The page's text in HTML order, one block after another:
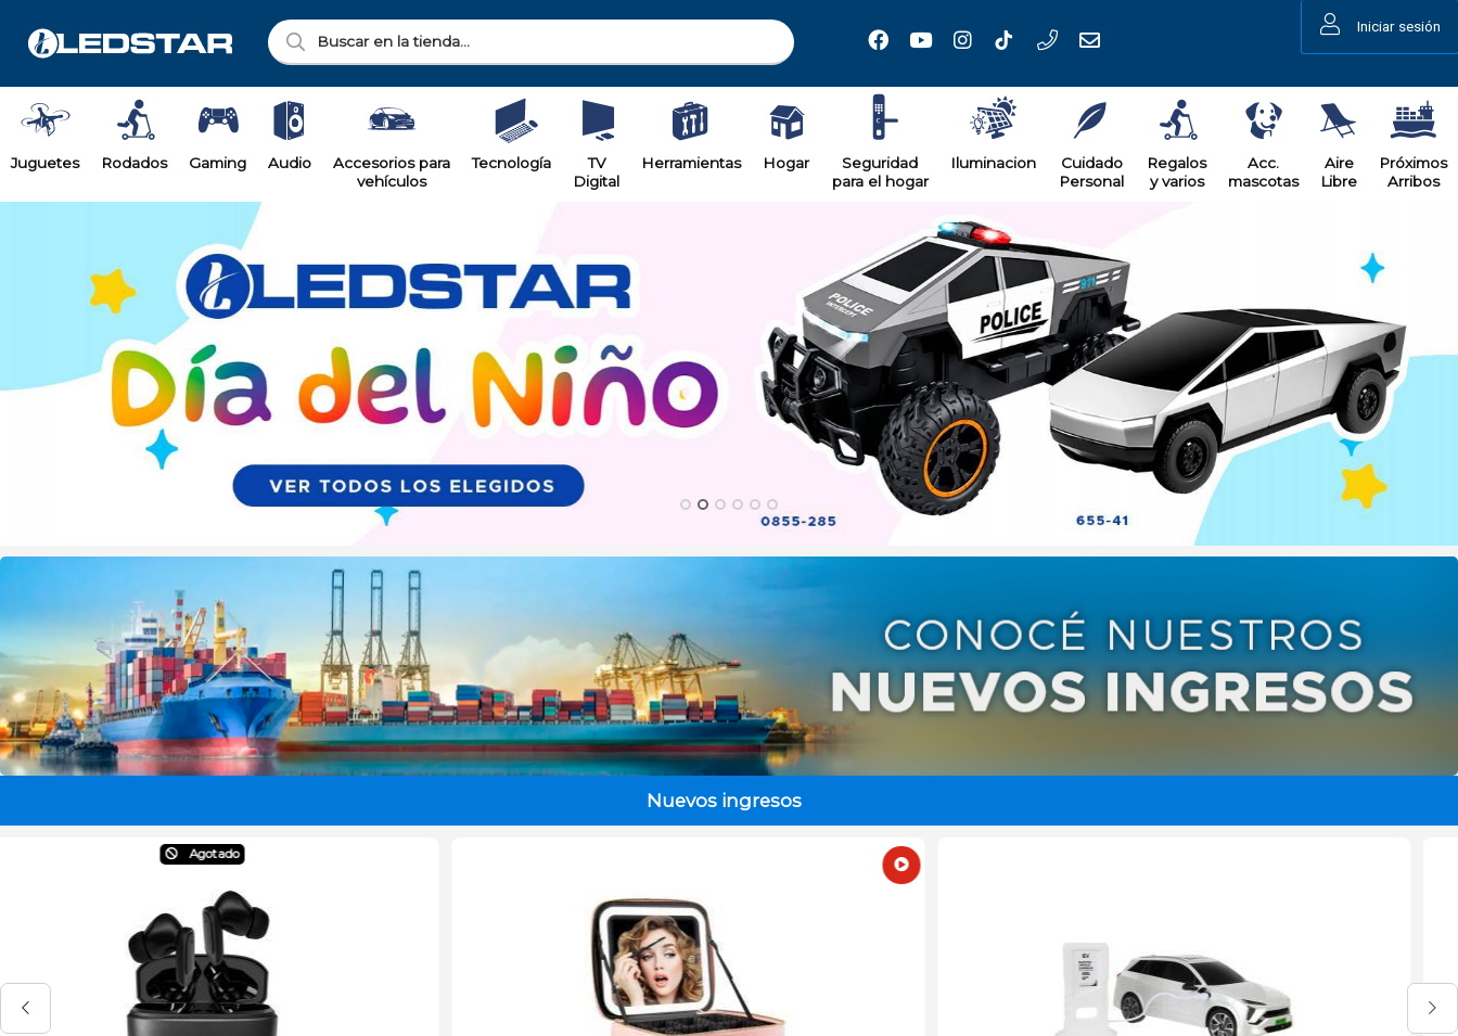
Iniciar sesión
Juguetes Rodados Gaming Audio
Accesorios para
vehículos
Tecnología
TV
Digital
Herramientas Hogar
Seguridad
para el hogar
Iluminacion
Cuidado
Personal
Regalos
y varios
Acc.
mascotas
Aire
Libre
Próximos
Arribos
Nuevos ingresos